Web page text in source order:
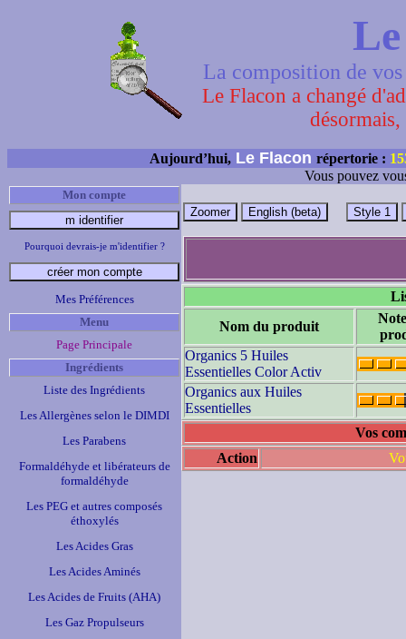
La composition de
Le Flacon a changé
Aujourd’hui, Le Flacon répertorie :
Vous pouvez
Mon compte
Pourquoi devrais-je m'identifier ?
Mes Préférences
Menu
Page Principale
Ingrédients
Liste des Ingrédients
Les Allergènes selon le DIMDI
Les Parabens
Formaldéhyde et libérateurs de
formaldéhyde
Les PEG et autres composés
éthoxylés
Les Acides Gras
Les Acides Aminés
Les Acides de Fruits (AHA)
Les Gaz Propulseurs
Nom du produit
Organics 5 Huiles
Essentielles Color Activ
Organics aux Huiles
Essentielles
Vos
Action